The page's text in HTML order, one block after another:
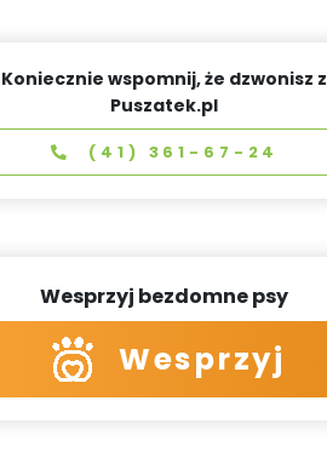
Koniecznie wspomnij, że dzwonisz z
Puszatek.pl
(41) 361-67-24
Wesprzyj bezdomne psy
Wesprzyj